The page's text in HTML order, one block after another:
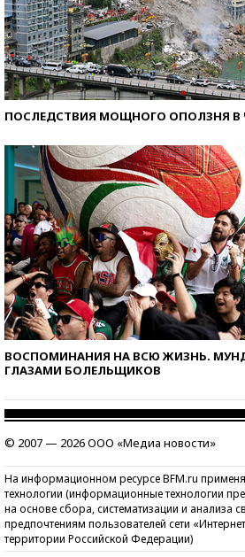
ПОСЛЕДСТВИЯ МОЩНОГО ОПОЛЗНЯ В
ВОСПОМИНАНИЯ НА ВСЮ ЖИЗНЬ.
ГЛАЗАМИ БОЛЕЛЬЩИКОВ
© 2007 — 2026 ООО «Медиа новости»
На информационном ресурсе BFM.ru
технологии (информационные технологии
на основе сбора, систематизации и анализа
предпочтениям пользователей сети
территории Российской Федерации)